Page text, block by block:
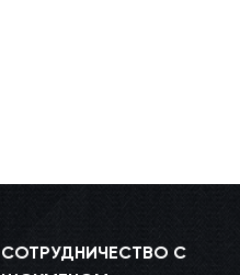
СОТРУДНИЧЕСТВО С